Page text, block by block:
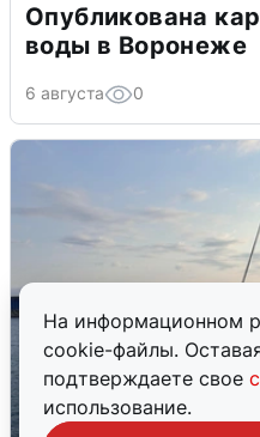
На информационном
cookie-файлы.
подтверждаете свое
использование.
Опубликована
воды в Воронеже
6 августа 0